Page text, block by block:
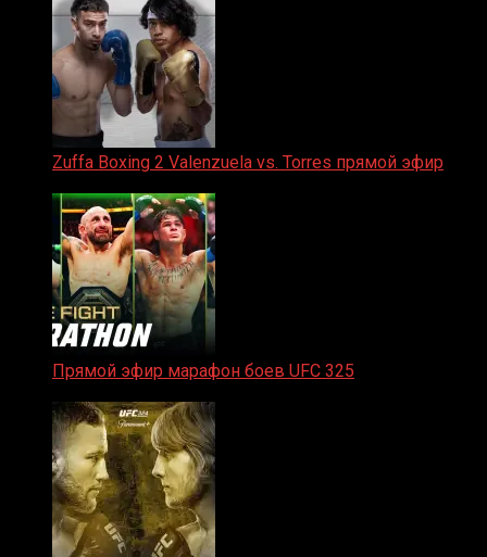
Zuffa Boxing 2 Valenzuela vs. Torres прямой эфир
Прямой эфир марафон боев UFC 325